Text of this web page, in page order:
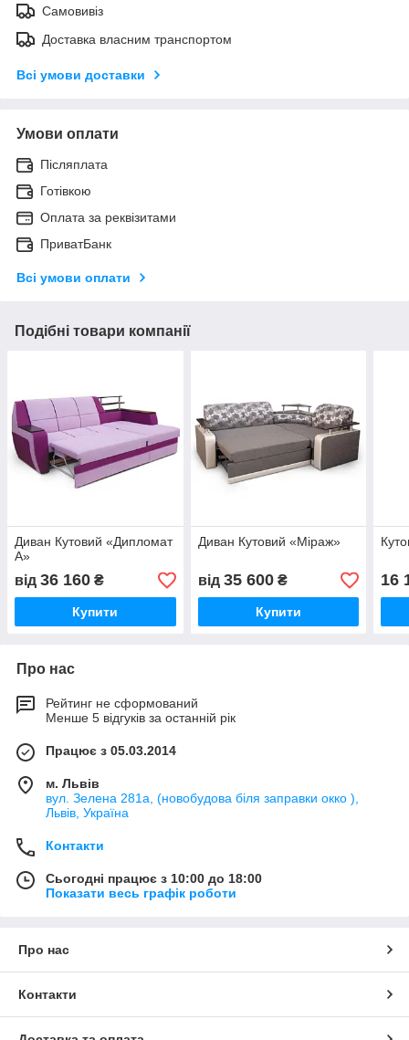
Самовивіз
Доставка власним транспортом
Всі умови доставки
Умови оплати
Післяплата
Готівкою
Оплата за реквізитами
ПриватБанк
Всі умови оплати
Подібні товари компанії
Диван Кутовий «Дипломат
А»
від 36 160 ₴
Купити
Диван Кутовий «Міраж»
від 35 600₴
Купити
16
Про нас
Рейтинг не сформований
Менше 5 відгуків за останній рік
Працює з 05.03.2014
м. Львів
вул. Зелена 281а, (новобудова біля заправки окко ),
Львів, Україна
Контакти
Сьогодні працює з 10:00 до 18:00
Показати весь графік роботи
Про нас
Контакти